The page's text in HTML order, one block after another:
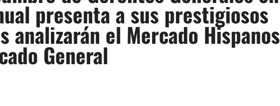
presenta a sus prestigiosos
analizarán el Mercado Hispanos
General